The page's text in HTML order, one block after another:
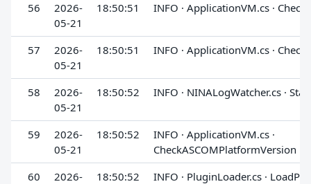
56
2026-
05-21
18:50:51 INFO · ApplicationVM.cs ·
57
2026-
05-21
18:50:51 INFO · ApplicationVM.cs ·
58
2026-
05-21
18:50:52 INFO · NINALogWatcher.cs · Start
59
2026-
05-21
18:50:52
INFO · ApplicationVM.cs ·
CheckASCOMPlatformVersion
60
2026-
18:50:52 INFO · PluginLoader.cs ·